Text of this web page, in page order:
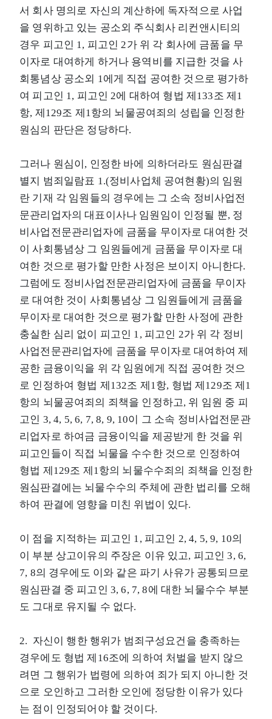
서 회사 명의로 자신의 계산하에 독자적으로 사업
을 영위하고 있는 공소외 주식회사 리컨앤시티의
경우 피고인 1, 피고인 2가 위 각 회사에 금품을 무
이자로 대여하게 하거나 용역비를 지급한 것을 사
회통념상 공소외 1에게 직접 공여한 것으로 평가하
여 피고인 1, 피고인 2에 대하여 형법 제133조 제1
항, 제129조 제1항의 뇌물공여죄의 성립을 인정한
원심의 판단은 정당하다.
그러나 원심이, 인정한 바에 의하더라도 원심판결
별지 범죄일람표 1.(정비사업체 공여현황)의 임원
란 기재 각 임원들의 경우에는 그 소속 정비사업전
문관리업자의 대표이사나 임원임이 인정될 뿐, 정
비사업전문관리업자에 금품을 무이자로 대여한 것
이 사회통념상 그 임원들에게 금품을 무이자로 대
여한 것으로 평가할 만한 사정은 보이지 아니한다.
그럼에도 정비사업전문관리업자에 금품을 무이자
로 대여한 것이 사회통념상 그 임원들에게 금품을
무이자로 대여한 것으로 평가할 만한 사정에 관한
충실한 심리 없이 피고인 1, 피고인 2가 위 각 정비
사업전문관리업자에 금품을 무이자로 대여하여 제
공한 금융이익을 위 각 임원에게 직접 공여한 것으
로 인정하여 형법 제132조 제1항, 형법 제129조 제1
항의 뇌물공여죄의 죄책을 인정하고, 위 임원 중 피
고인 3, 4, 5, 6, 7, 8, 9, 10이 그 소속 정비사업전문관
리업자로 하여금 금융이익을 제공받게 한 것을 위
피고인들이 직접 뇌물을 수수한 것으로 인정하여
형법 제129조 제1항의 뇌물수수죄의 죄책을 인정한
원심판결에는 뇌물수수의 주체에 관한 법리를 오해
하여 판결에 영향을 미친 위법이 있다.
이 점을 지적하는 피고인 1, 피고인 2, 4, 5, 9, 10의
이 부분 상고이유의 주장은 이유 있고, 피고인 3, 6,
7, 8의 경우에도 이와 같은 파기 사유가 공통되므로
원심판결 중 피고인 3, 6, 7, 8에 대한 뇌물수수 부분
도 그대로 유지될 수 없다.
2. 자신이 행한 행위가 범죄구성요건을 충족하는
경우에도 형법 제16조에 의하여 처벌을 받지 않으
려면 그 행위가 법령에 의하여 죄가 되지 아니한 것
으로 오인하고 그러한 오인에 정당한 이유가 있다
는 점이 인정되어야 할 것이다.